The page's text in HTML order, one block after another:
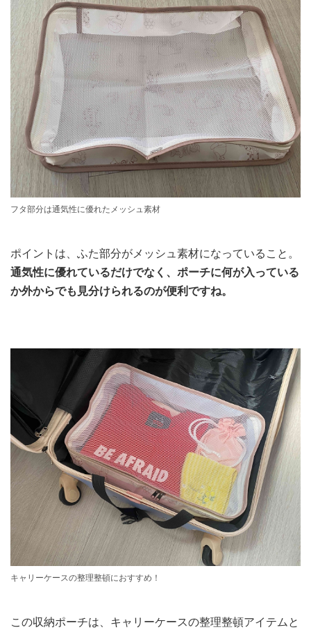
フタ部分は通気性に優れたメッシュ素材
ポイントは、ふた部分がメッシュ素材になっていること。
通気性に優れているだけでなく、ポーチに何が入っている
か外からでも見分けられるのが便利ですね。
キャリーケースの整理整頓におすすめ！
この収納ポーチは、キャリーケースの整理整頓アイテムと